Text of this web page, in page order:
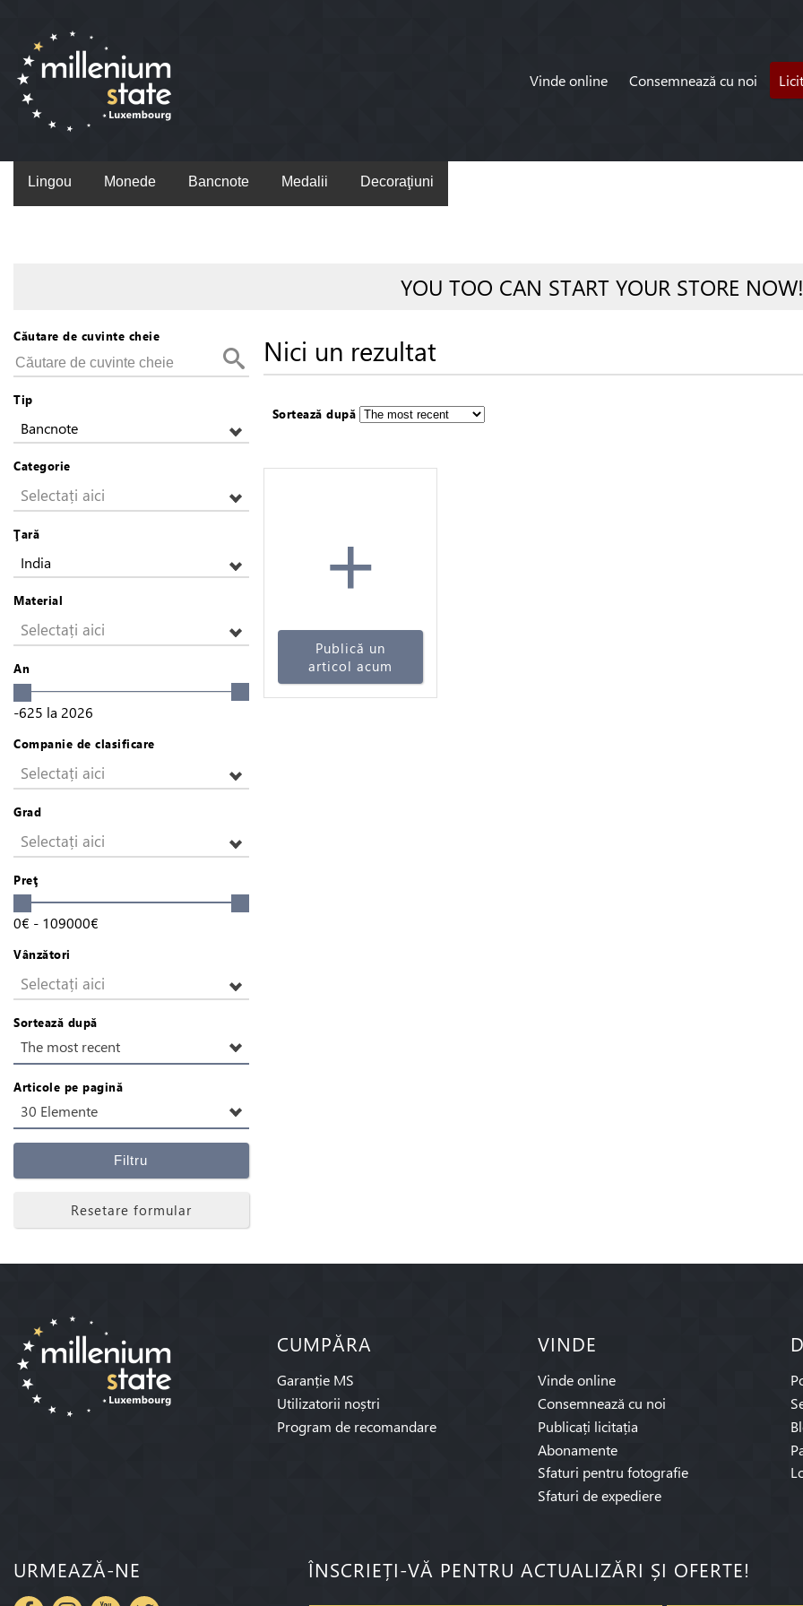
Vinde online Consemnează cu noi
Lingou Monede Bancnote Medalii Decoraţiuni
YOU TOO CAN START YOUR STORE NOW!
Căutare de cuvinte cheie
Tip
Bancnote
Categorie
Selectați aici
Ţară
India
Material
Selectați aici
An
-625 la 2026
Companie de clasificare
Selectați aici
Grad
Selectați aici
Preţ
0€ - 109000€
Vânzători
Selectați aici
Sortează după
The most recent
Articole pe pagină
30 Elemente
Filtru
Resetare formular
Nici un rezultat
Sortează după
+
Publică un
articol acum
CUMPĂRA
Garanție MS
Utilizatorii noștri
Program de recomandare
VINDE
Vinde online
Consemnează cu noi
Publicați licitația
Abonamente
Sfaturi pentru fotografie
Sfaturi de expediere
URMEAZĂ-NE ÎNSCRIEȚI-VĂ PENTRU ACTUALIZĂRI ȘI OFERTE!